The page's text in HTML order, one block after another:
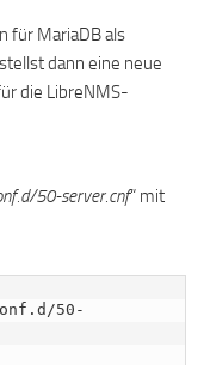
für MariaDB als
dann eine neue
die LibreNMS-
50-server.cnf“ mit
50-